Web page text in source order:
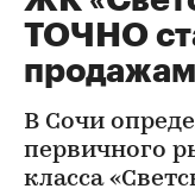
ТОЧНО
В Сочи
первичного
класса